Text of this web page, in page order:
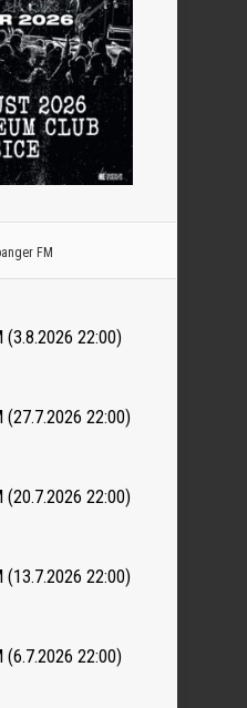
FM
(3.8.2026 22:00)
(27.7.2026 22:00)
(20.7.2026 22:00)
(13.7.2026 22:00)
(6.7.2026 22:00)